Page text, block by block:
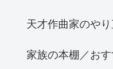
天才作曲家のや
家族の本棚／お